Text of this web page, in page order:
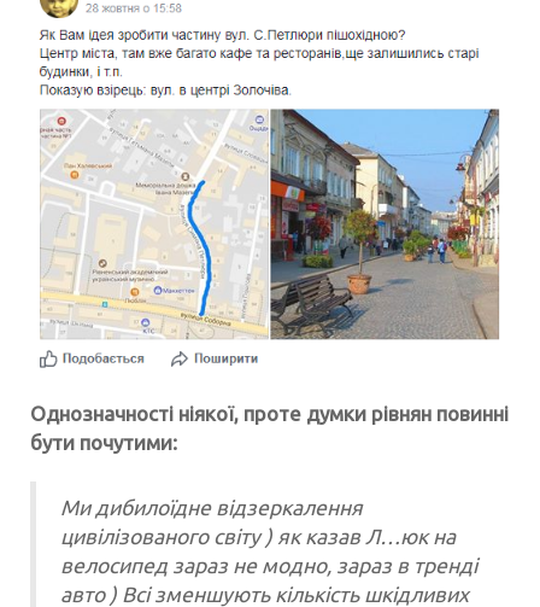
Однозначності ніякої, проте думки рівнян повинні
бути почутими:
Ми дибилоїдне відзеркалення
цивілізованого світу ) як казав Л…юк на
велосипед зараз не модно, зараз в тренді
авто ) Всі зменшують кількість шкідливих